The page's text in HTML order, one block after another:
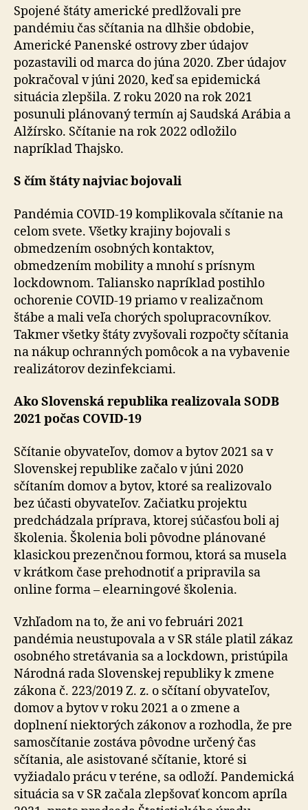
Spojené štáty americké predlžovali pre
pandémiu čas sčítania na dlhšie obdobie,
Americké Panenské ostrovy zber údajov
pozastavili od marca do júna 2020. Zber údajov
pokračoval v júni 2020, keď sa epidemická
situácia zlepšila. Z roku 2020 na rok 2021
posunuli plánovaný termín aj Saudská Arábia a
Alžírsko. Sčítanie na rok 2022 odložilo
napríklad Thajsko.
S čím štáty najviac bojovali
Pandémia COVID-19 komplikovala sčítanie na
celom svete. Všetky krajiny bojovali s
obmedzením osobných kontaktov,
obmedzením mobility a mnohí s prísnym
lockdownom. Taliansko napríklad postihlo
ochorenie COVID-19 priamo v realizačnom
štábe a mali veľa chorých spolupracovníkov.
Takmer všetky štáty zvyšovali rozpočty sčítania
na nákup ochranných pomôcok a na vybavenie
realizátorov dezinfekciami.
Ako Slovenská republika realizovala SODB
2021 počas COVID-19
Sčítanie obyvateľov, domov a bytov 2021 sa v
Slovenskej republike začalo v júni 2020
sčítaním domov a bytov, ktoré sa realizovalo
bez účasti obyvateľov. Začiatku projektu
predchádzala príprava, ktorej súčasťou boli aj
školenia. Školenia boli pôvodne plánované
klasickou prezenčnou formou, ktorá sa musela
v krátkom čase prehodnotiť a pripravila sa
online forma – elearningové školenia.
Vzhľadom na to, že ani vo februári 2021
pandémia neustupovala a v SR stále platil zákaz
osobného stretávania sa a lockdown, pristúpila
Národná rada Slovenskej republiky k zmene
zákona č. 223/2019 Z. z. o sčítaní obyvateľov,
domov a bytov v roku 2021 a o zmene a
doplnení niektorých zákonov a rozhodla, že pre
samosčítanie zostáva pôvodne určený čas
sčítania, ale asistované sčítanie, ktoré si
vyžiadalo prácu v teréne, sa odloží. Pandemická
situácia sa v SR začala zlepšovať koncom apríla